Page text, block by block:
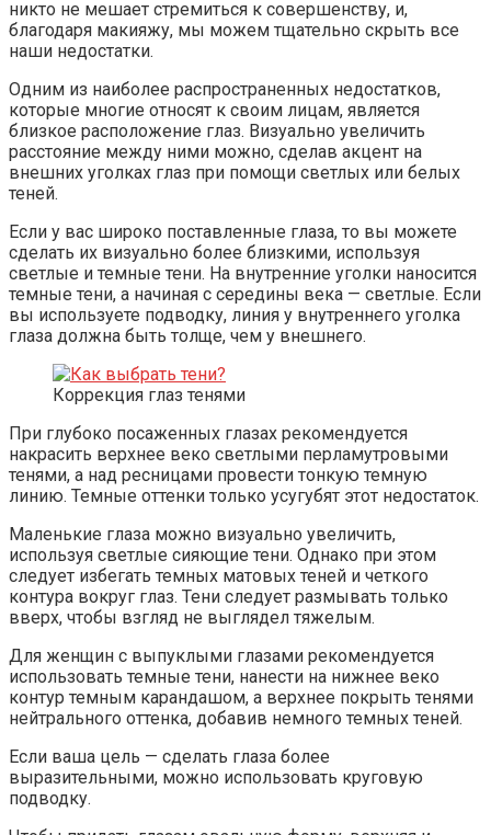
никто не мешает стремиться к совершенству, и,
благодаря макияжу, мы можем тщательно скрыть все
наши недостатки.
Одним из наиболее распространенных недостатков,
которые многие относят к своим лицам, является
близкое расположение глаз. Визуально увеличить
расстояние между ними можно, сделав акцент на
внешних уголках глаз при помощи светлых или белых
теней.
Если у вас широко поставленные глаза, то вы можете
сделать их визуально более близкими, используя
светлые и темные тени. На внутренние уголки наносится
темные тени, а начиная с середины века — светлые. Если
вы используете подводку, линия у внутреннего уголка
глаза должна быть толще, чем у внешнего.
Коррекция глаз тенями
При глубоко посаженных глазах рекомендуется
накрасить верхнее веко светлыми перламутровыми
тенями, а над ресницами провести тонкую темную
линию. Темные оттенки только усугубят этот недостаток.
Маленькие глаза можно визуально увеличить,
используя светлые сияющие тени. Однако при этом
следует избегать темных матовых теней и четкого
контура вокруг глаз. Тени следует размывать только
вверх, чтобы взгляд не выглядел тяжелым.
Для женщин с выпуклыми глазами рекомендуется
использовать темные тени, нанести на нижнее веко
контур темным карандашом, а верхнее покрыть тенями
нейтрального оттенка, добавив немного темных теней.
Если ваша цель — сделать глаза более
выразительными, можно использовать круговую
подводку.